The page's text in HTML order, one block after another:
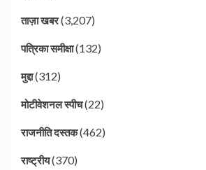
ताज़ा खबर(3,207)
पत्रिका समीक्षा(132)
मुद्दा(312)
मोटीवेशनल स्पीच(22)
राजनीति दस्तक(462)
राष्ट्रीय(370)